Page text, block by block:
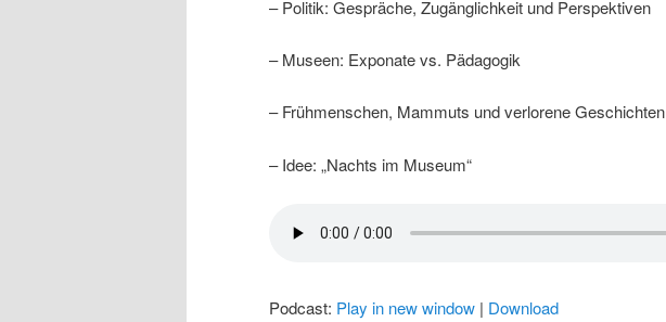
– Politik: Gespräche, Zugänglichkeit und Perspektiven
– Museen: Exponate vs. Pädagogik
– Frühmenschen, Mammuts und verlorene Geschichten
– Idee: „Nachts im Museum“
Podcast: Play in new window | Download